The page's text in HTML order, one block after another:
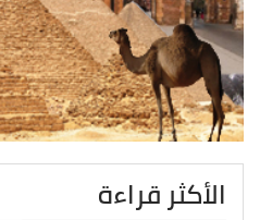
الأكثر قراءة